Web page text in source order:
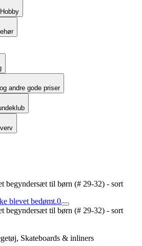
andre gode priser
begyndersæt til børn (# 29-32) - sort
blevet bedømt.0
begyndersæt til børn (# 29-32) - sort
Skateboards & inliners